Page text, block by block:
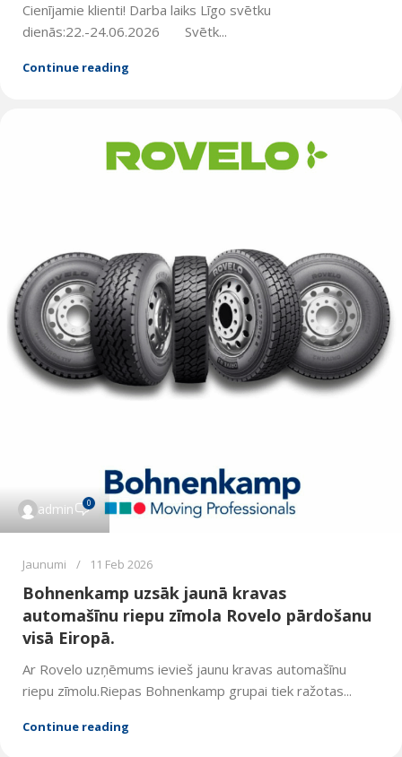
Cienījamie klienti! Darba laiks Līgo svētku
dienās:22.-24.06.2026 Svētk...
Continue reading
admin 0
Jaunumi 11 Feb 2026
Bohnenkamp uzsāk jaunā kravas
automašīnu riepu zīmola Rovelo pārdošanu
visā Eiropā.
Ar Rovelo uzņēmums ievieš jaunu kravas automašīnu
riepu zīmolu.Riepas Bohnenkamp grupai tiek ražotas...
Continue reading